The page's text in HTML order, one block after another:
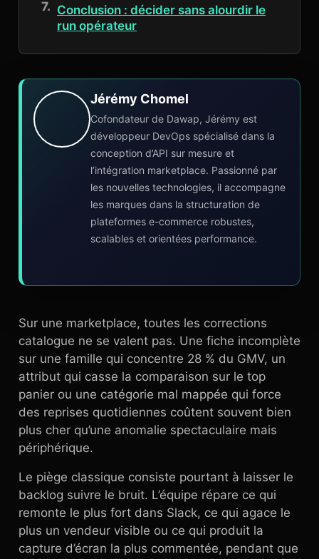
Conclusion : décider sans alourdir le
run opérateur
Jérémy Chomel
Cofondateur de Dawap, Jérémy est
développeur DevOps spécialisé dans la
conception d’API sur mesure et
l’intégration marketplace. Passionné par
les nouvelles technologies, il accompagne
les marques dans la structuration de
plateformes e-commerce robustes,
scalables et orientées performance.
Sur une marketplace, toutes les corrections
catalogue ne se valent pas. Une fiche incomplète
sur une famille qui concentre 28 % du GMV, un
attribut qui casse la comparaison sur le top
panier ou une catégorie mal mappée qui force
des reprises quotidiennes coûtent souvent bien
plus cher qu’une anomalie spectaculaire mais
périphérique.
Le piège classique consiste pourtant à laisser le
backlog suivre le bruit. L’équipe répare ce qui
remonte le plus fort dans Slack, ce qui agace le
plus un vendeur visible ou ce qui produit la
capture d’écran la plus commentée, pendant que